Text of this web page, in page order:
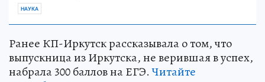
НАУКА
Ранее КП-Иркутск рассказывала о том, что
выпускница из Иркутска, не верившая в успех,
набрала 300 баллов на ЕГЭ.Читайте